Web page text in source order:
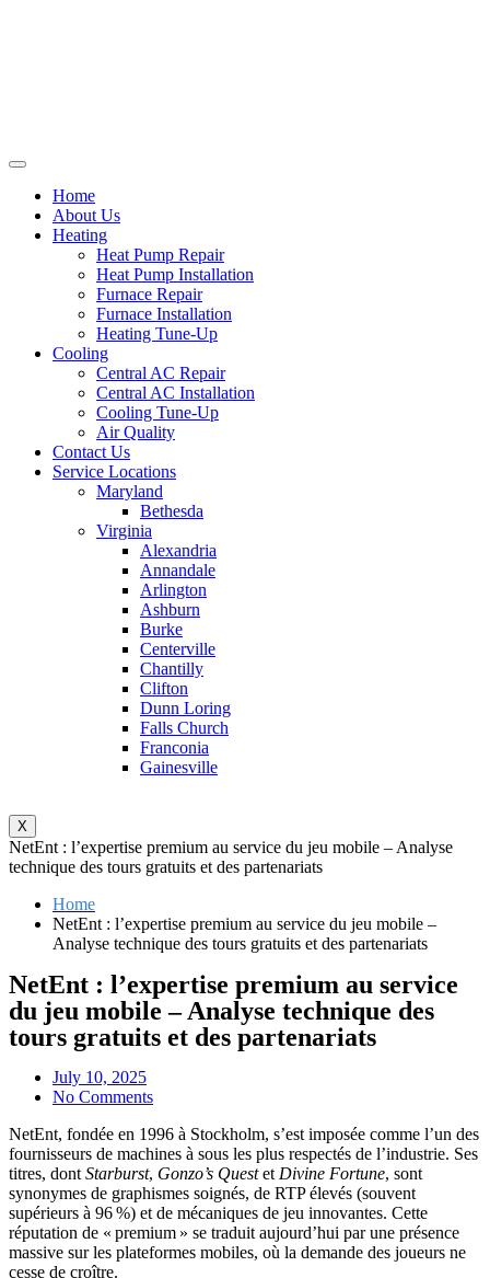
Home
About Us
Heating
Heat Pump Repair
Heat Pump Installation
Furnace Repair
Furnace Installation
Heating Tune-Up
Cooling
Central AC Repair
Central AC Installation
Cooling Tune-Up
Air Quality
Contact Us
Service Locations
Maryland
Bethesda
Virginia
Alexandria
Annandale
Arlington
Ashburn
Burke
Centerville
Chantilly
Clifton
Dunn Loring
Falls Church
Franconia
Gainesville
X
NetEnt : l’expertise premium au service du jeu mobile – Analyse
technique des tours gratuits et des partenariats
Home
NetEnt : l’expertise premium au service du jeu mobile –
Analyse technique des tours gratuits et des partenariats
NetEnt : l’expertise premium au service
du jeu mobile – Analyse technique des
tours gratuits et des partenariats
July 10, 2025
No Comments
NetEnt, fondée en 1996 à Stockholm, s’est imposée comme l’un des
fournisseurs de machines à sous les plus respectés de l’industrie. Ses
titres, dont Starburst, Gonzo’s Questet Divine Fortune, sont
synonymes de graphismes soignés, de RTP élevés (souvent
supérieurs à 96 %) et de mécaniques de jeu innovantes. Cette
réputation de « premium » se traduit aujourd’hui par une présence
massive sur les plateformes mobiles, où la demande des joueurs ne
cesse de croître.